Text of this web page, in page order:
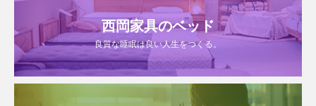
西岡家具のベッド
良質な睡眠は良い人生をつくる。